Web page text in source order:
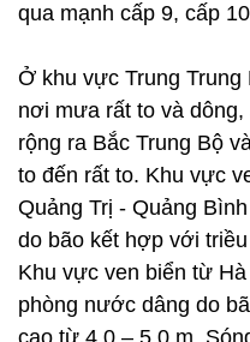
qua mạnh cấp 9, cấp
Ở khu vực Trung
nơi mưa rất to và
rộng ra Bắc Trung Bộ
to đến rất to. Khu vực
Quảng Trị - Quảng
do bão kết hợp với
Khu vực ven biển từ
phòng nước dâng do
cao từ 4,0 – 5,0 m.